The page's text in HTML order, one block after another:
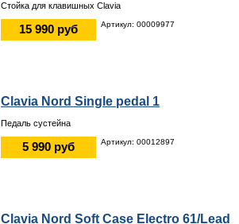
Стойка для клавишных Clavia
15 990 руб Артикул: 00009977
Clavia Nord Single pedal 1
Педаль сустейна
5 990 руб Артикул: 00012897
Clavia Nord Soft Case Electro 61/Lead